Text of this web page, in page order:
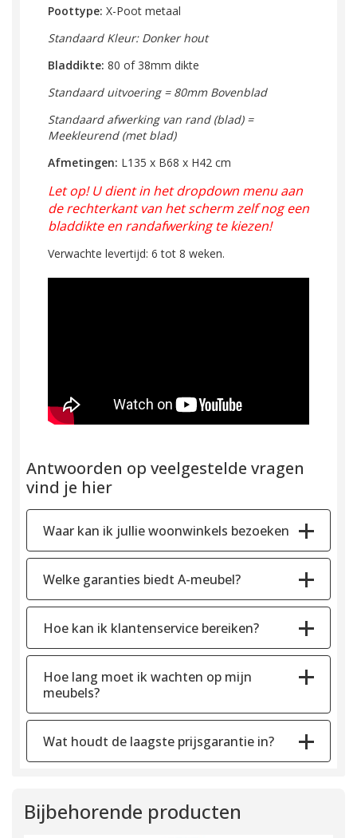
Poottype: X-Poot metaal
Standaard Kleur: Donker hout
Bladdikte: 80 of 38mm dikte
Standaard uitvoering = 80mm Bovenblad
Standaard afwerking van rand (blad) =
Meekleurend(met blad)
Afmetingen: L135 x B68 x H42 cm
Let op! U dient in het dropdown menu aan
de rechterkant van het scherm zelf nog een
bladdikteen randafwerkingte kiezen!
Verwachte levertijd: 6 tot 8 weken.
Antwoorden op veelgestelde vragen
vind je hier
Waar kan ik jullie woonwinkels bezoeken
Welke garanties biedt A-meubel?
Hoe kan ik klantenservice bereiken?
Hoe lang moet ik wachten op mijn
meubels?
Wat houdt de laagste prijsgarantie in?
Bijbehorende producten